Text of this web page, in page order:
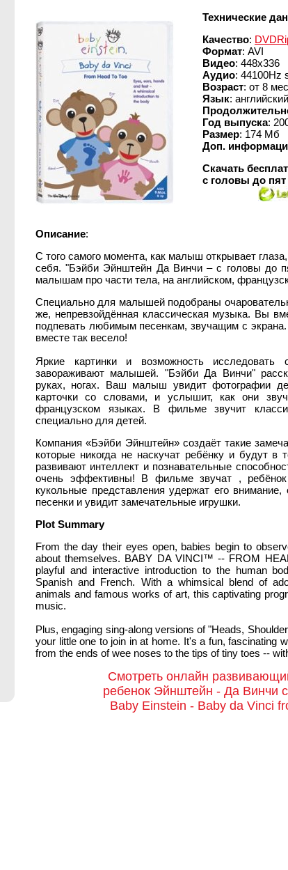
Технические
Качество:
Формат: AVI
Видео: 448x336
Аудио: 44100Hz
Возраст: от 8
Язык:
Год выпуска:
Размер: 174 Mб
Доп.
Скачать
с головы до пят
Описание:
С того самого момента, как малыш открывает
себя. "Бэйби Эйнштейн Да Винчи – с головы до
малышам про части тела, на английском,
Специально для малышей подобраны
же, непревзойдённая классическая музыка. Вы
подпевать любимым песенкам, звучащим с
вместе так весело!
Яркие картинки и возможность
завораживают малышей. "Бэйби Да Винчи"
руках, ногах. Ваш малыш увидит фотографии
карточки со словами, и услышит, как они
французском языках. В фильме звучит
специально для детей.
Компания «Бэйби Эйнштейн» создаёт такие
которые никогда не наскучат ребёнку и будут
развивают интеллект и познавательные
очень эффективны! В фильме звучат ,
кукольные представления удержат его
песенки и увидит замечательные игрушки.
Plot Summary
From the day their eyes open, babies begin to
about themselves. BABY DA VINCI™ -- FROM
playful and interactive introduction to the human
Spanish and French. With a whimsical blend of
animals and famous works of art, this captivating
music.
Plus, engaging sing-along versions of "Heads,
your little one to join in at home. It's a fun, fascinating
from the ends of wee noses to the tips of tiny toes --
Смотреть онлайн
ребенок Эйнштейн - Да Винчи
Baby Einstein - Baby da Vinci